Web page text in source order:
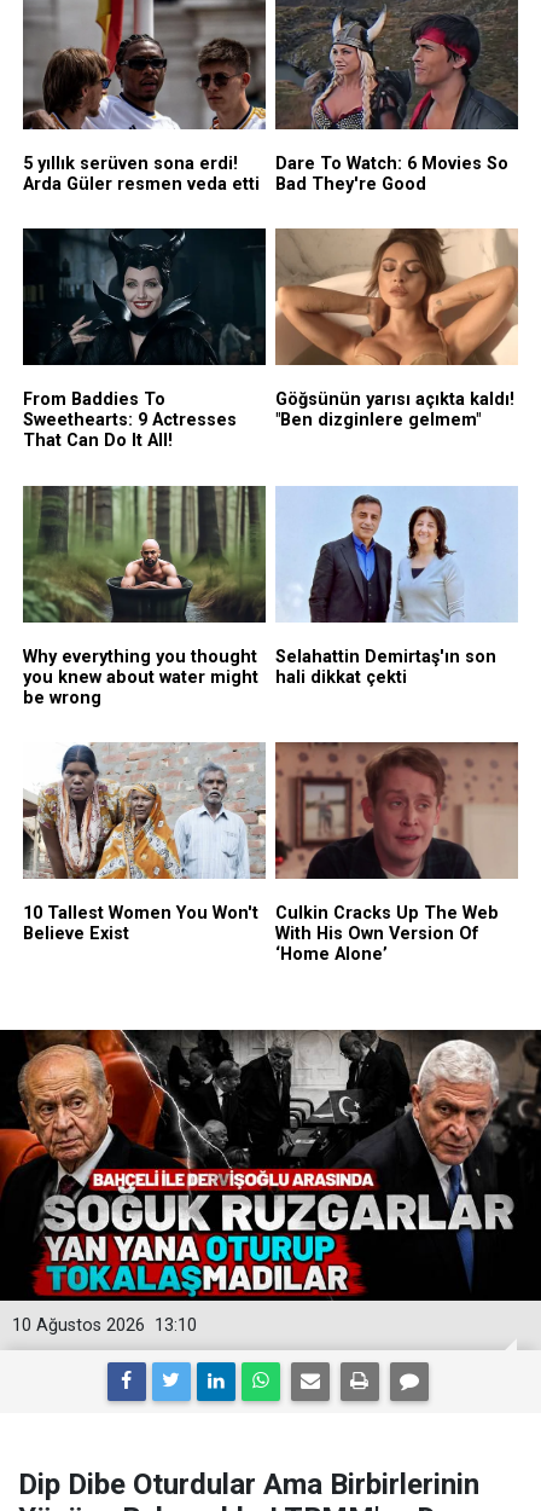
13:10
10 Ağustos 2026
Dip Dibe Oturdular Ama Birbirlerinin